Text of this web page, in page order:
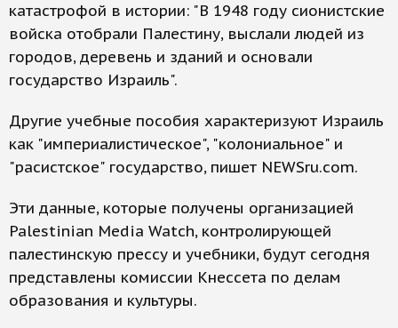
катастрофой в истории: "В 1948 году сионистские
войска отобрали Палестину, выслали людей из
городов, деревень и зданий и основали
государство Израиль".
Другие учебные пособия характеризуют Израиль
как "империалистическое", "колониальное" и
"расистское" государство, пишет NEWSru.com.
Эти данные, которые получены организацией
Palestinian Media Watch, контролирующей
палестинскую прессу и учебники, будут сегодня
представлены комиссии Кнессета по делам
образования и культуры.